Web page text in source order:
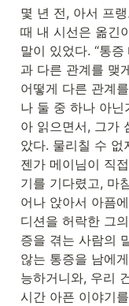
몇 년 전, 아서 프
때 내 시선은 옮긴
말이 있었다. “통
과 다른 관계를 맺
어떻게 다른 관계
나 둘 중 하나 아
아 읽으면서, 그가
았다. 물리칠 수 없
젠가 메이님이 직
기를 기다렸고, 마
어나 앉아서 아픔
디션을 허락한 그
증을 겪는 사람의
않는 통증을 남에
능하거니와, 우리
시간 아픈 이야기